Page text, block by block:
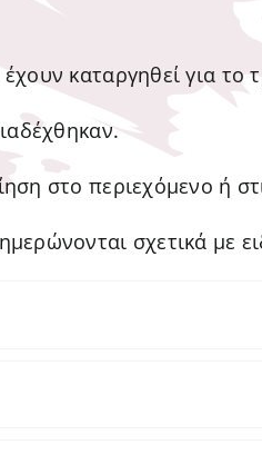
καταργηθεί για το
στο περιεχόμενο ή
σχετικά με